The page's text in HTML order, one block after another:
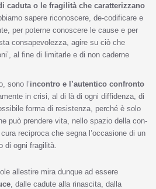
caduta o le fragilità che caratterizzano
sapere riconoscere, de-codificare e
per poterne conoscere le cause e per
consapevolezza, agire su ciò che
al fine di limitarle e di non caderne
sono l’incontro e l’autentico confronto
in crisi, al di là di ogni diffidenza, di
forma di resistenza, perché è solo
può prendere vita, nello spazio della con-
reciproca che segna l’occasione di un
di ogni fragilità.
allestire mira dunque ad essere
, dalle cadute alla rinascita, dalla